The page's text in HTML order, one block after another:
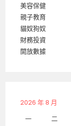
美容保健
親子教育
貓奴狗奴
財務投資
開放數據
2026 年 8 月
一
二